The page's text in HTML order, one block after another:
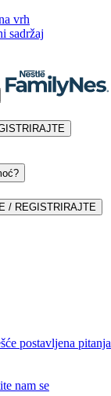
vrh
sadržaj
/ REGISTRIRAJTE
postavljena pitanja
nam se